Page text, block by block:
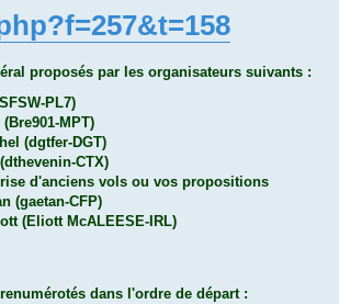
proposés par les organisateurs suivants :
PL7)
MPT)
(dgtfer-DGT)
CTX)
d'anciens vols ou vos propositions
(gaetan-CFP)
(Eliott McALEESE-IRL)
dans l'ordre de départ :